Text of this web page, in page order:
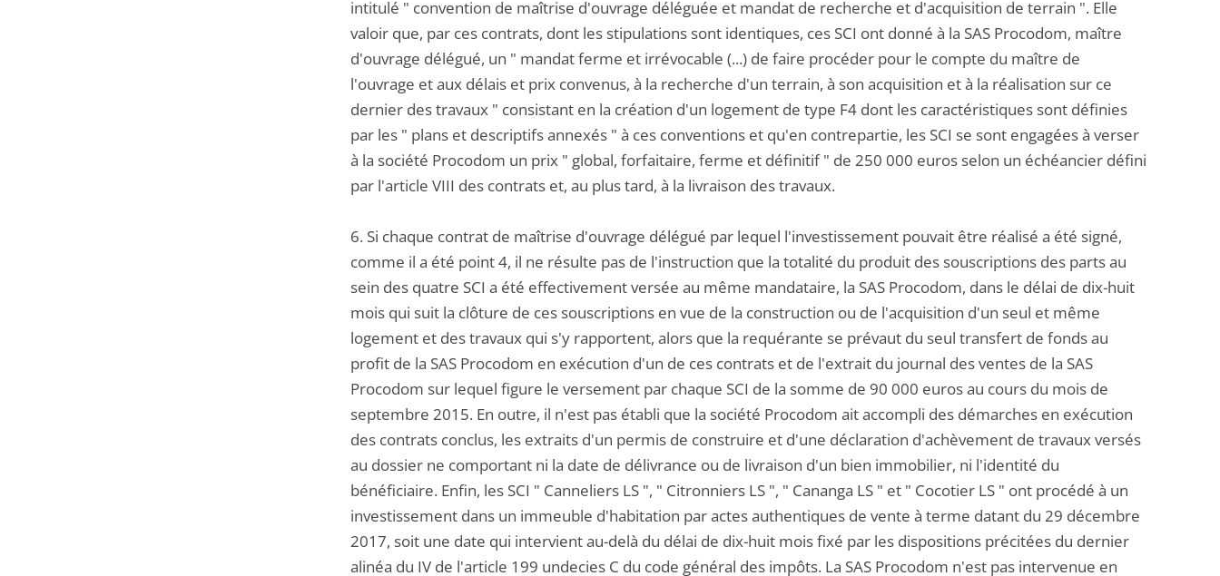
intitulé " convention de maîtrise d'ouvrage déléguée et mandat de recherche et d'acquisition de terrain ". Elle
valoir que, par ces contrats, dont les stipulations sont identiques, ces SCI ont donné à la SAS Procodom, maître
d'ouvrage délégué, un " mandat ferme et irrévocable (...) de faire procéder pour le compte du maître de
l'ouvrage et aux délais et prix convenus, à la recherche d'un terrain, à son acquisition et à la réalisation sur ce
dernier des travaux " consistant en la création d'un logement de type F4 dont les caractéristiques sont définies
par les " plans et descriptifs annexés " à ces conventions et qu'en contrepartie, les SCI se sont engagées à verser
à la société Procodom un prix " global, forfaitaire, ferme et définitif " de 250 000 euros selon un échéancier défini
par l'article VIII des contrats et, au plus tard, à la livraison des travaux.
6. Si chaque contrat de maîtrise d'ouvrage délégué par lequel l'investissement pouvait être réalisé a été signé,
comme il a été point 4, il ne résulte pas de l'instruction que la totalité du produit des souscriptions des parts au
sein des quatre SCI a été effectivement versée au même mandataire, la SAS Procodom, dans le délai de dix-huit
mois qui suit la clôture de ces souscriptions en vue de la construction ou de l'acquisition d'un seul et même
logement et des travaux qui s'y rapportent, alors que la requérante se prévaut du seul transfert de fonds au
profit de la SAS Procodom en exécution d'un de ces contrats et de l'extrait du journal des ventes de la SAS
Procodom sur lequel figure le versement par chaque SCI de la somme de 90 000 euros au cours du mois de
septembre 2015. En outre, il n'est pas établi que la société Procodom ait accompli des démarches en exécution
des contrats conclus, les extraits d'un permis de construire et d'une déclaration d'achèvement de travaux versés
au dossier ne comportant ni la date de délivrance ou de livraison d'un bien immobilier, ni l'identité du
bénéficiaire. Enfin, les SCI " Canneliers LS ", " Citronniers LS ", " Cananga LS " et " Cocotier LS " ont procédé à un
investissement dans un immeuble d'habitation par actes authentiques de vente à terme datant du 29 décembre
2017, soit une date qui intervient au-delà du délai de dix-huit mois fixé par les dispositions précitées du dernier
alinéa du IV de l'article 199 undecies C du code général des impôts. La SAS Procodom n'est pas intervenue en